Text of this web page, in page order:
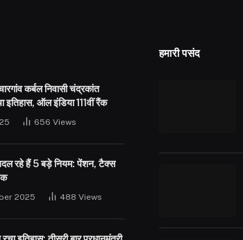
कर्बल निवासी चंद्रकांत
इतिहास, ऑल इंडिया 111वीं रैंक
656 Views
रहे हैं 5 बड़े नियम: पेंशन, टैक्स
2025 488 Views
हमारी पसंद